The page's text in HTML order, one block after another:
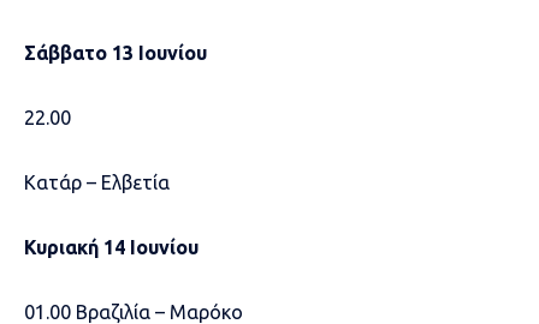
Σάββατο 13 Ιουνίου
22.00
Κατάρ – Ελβετία
Κυριακή 14 Ιουνίου
01.00 Βραζιλία – Μαρόκο